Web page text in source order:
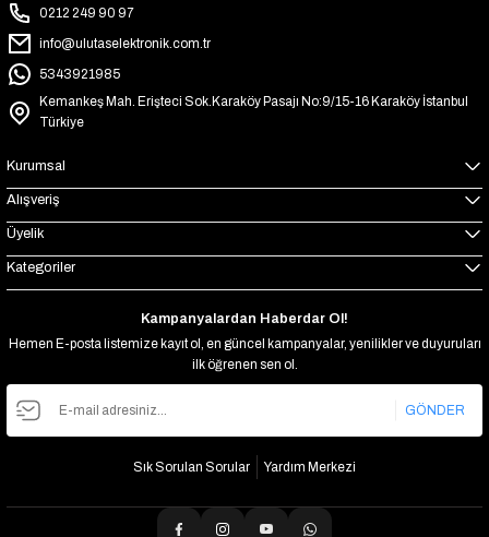
0212 249 90 97
info@ulutaselektronik.com.tr
5343921985
Kemankeş Mah. Erişteci Sok.Karaköy Pasajı No:9/15-16 Karaköy İstanbul
Türkiye
Kurumsal
Alışveriş
Üyelik
Kategoriler
Kampanyalardan Haberdar Ol!
Hemen E-posta listemize kayıt ol, en güncel kampanyalar, yenilikler ve duyuruları
ilk öğrenen sen ol.
GÖNDER
Sık Sorulan Sorular Yardım Merkezi